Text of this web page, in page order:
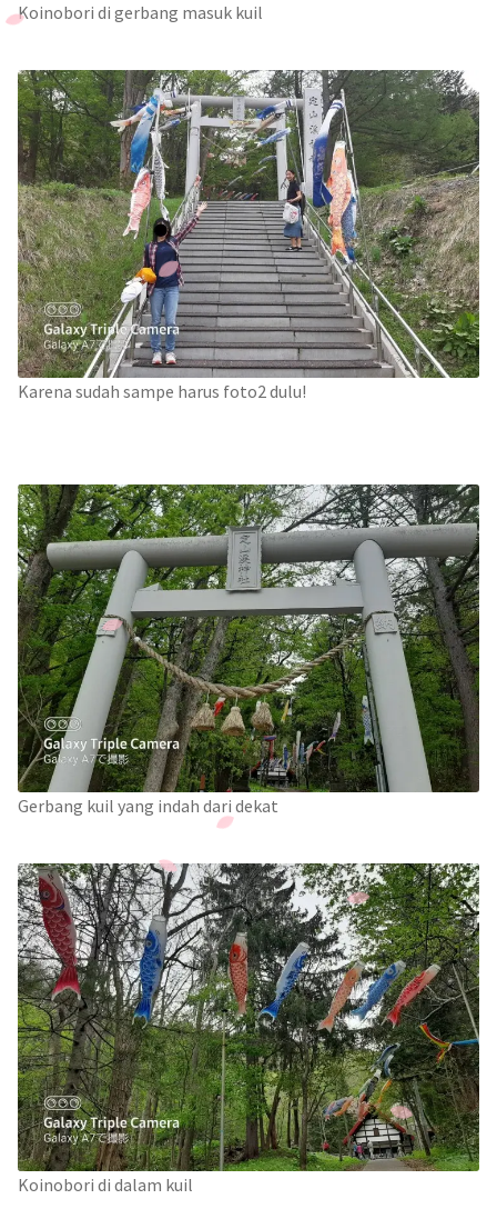
Koinobori di gerbang masuk kuil
Karena sudah sampe harus foto2 dulu!
Gerbang kuil yang indah dari dekat
Koinobori di dalam kuil